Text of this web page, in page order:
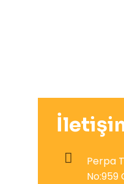
Perpa
No:959